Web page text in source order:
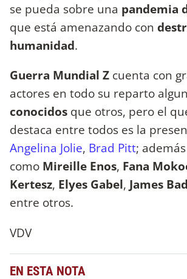
se pueda sobre una pandemia
que está amenazando con
humanidad.
Guerra Mundial Z cuenta con
actores en todo su reparto
conocidos que otros, pero el
destaca entre todos es la
Angelina Jolie, Brad Pitt;
como Mireille Enos, Fana
Kertesz, Elyes Gabel, James
entre otros.
VDV
EN ESTA NOTA